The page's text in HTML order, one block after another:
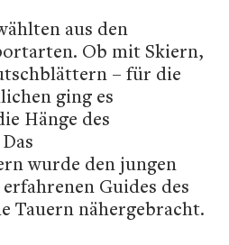
aus den
Ob mit Skiern,
– für die
ging es
Hänge des
wurde den jungen
Guides des
Tauern nähergebracht.